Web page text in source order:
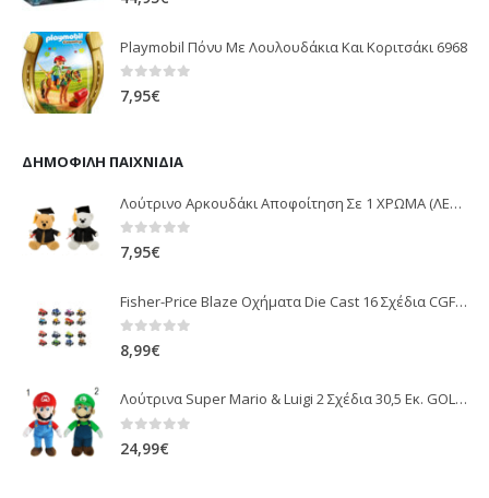
Playmobil Πόνυ Με Λουλουδάκια Και Κοριτσάκι 6968
0out of 5
7,95€
ΔΗΜΟΦΙΛΉ ΠΑΙΧΝΊΔΙΑ
Λούτρινο Αρκουδάκι Αποφοίτηση Σε 1 ΧΡΩΜΑ (ΛΕΥΚΟ)25Εκ 1850
0out of 5
7,95€
Fisher-Price Blaze Οχήματα Die Cast 16 Σχέδια CGF20
0 out of 5
8,99€
Λούτρινα Super Mario & Luigi 2 Σχέδια 30,5 Εκ. GOL13769
0 out of 5
24,99€